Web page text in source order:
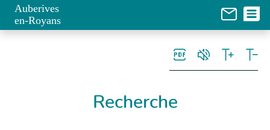
Auberives
en-Royans
Recherche
Panneau de gestion des cookies